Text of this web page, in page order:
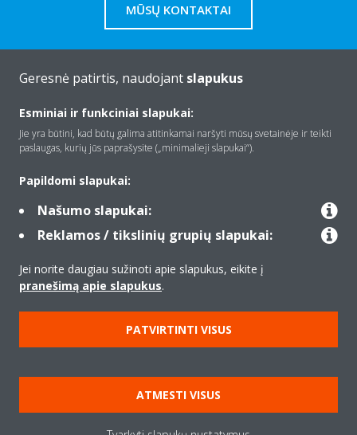
MŪSŲ KONTAKTAI
Apie Daikin
Kontaktas
Produktai
Copyright © Daikin
Teisinis pranešimas
Įspėjimas dėl slapukų
Duomenų apsaugos politika
Įmonių etika
Geresnė patirtis, naudojant slapukus
Esminiai ir funkciniai slapukai:
Jie yra būtini, kad būtų galima atitinkamai naršyti mūsų svetainėje ir teikti
paslaugas, kurių jūs paprašysite („minimalieji slapukai“).
Papildomi slapukai:
Našumo slapukai:
Reklamos / tikslinių grupių slapukai:
Jei norite daugiau sužinoti apie slapukus, eikite į
pranešimą apie slapukus.
PATVIRTINTI VISUS
ATMESTI VISUS